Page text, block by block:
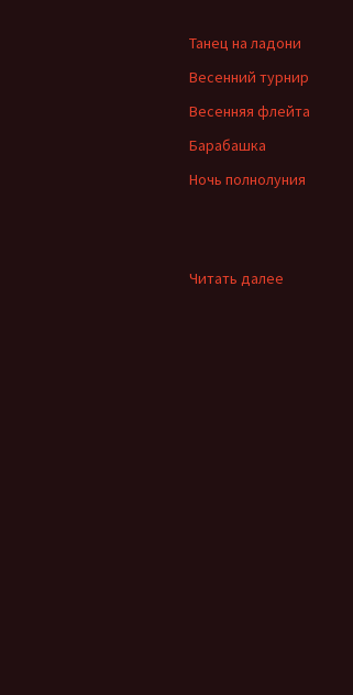
Мария Горецкая
Олег Бобров
записям
Танец на ладони
Весенний турнир
Весенняя флейта
Барабашка
Ночь полнолуния
Читать далее